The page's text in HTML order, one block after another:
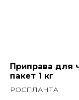
Приправа для
пакет 1 кг
РОСПЛАНТА